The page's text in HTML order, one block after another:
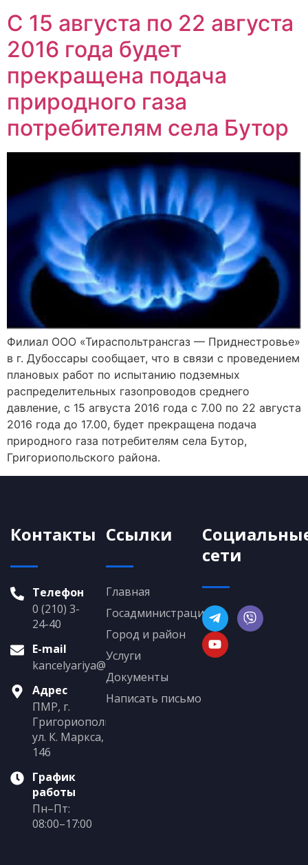
C 15 августа по 22 августа
2016 года будет
прекращена подача
природного газа
потребителям села Бутор
Филиал ООО «Тираспольтрансгаз — Приднестровье»
в г. Дубоссары сообщает, что в связи с проведением
плановых работ по испытанию подземных
распределительных газопроводов среднего
давление, с 15 агвуста 2016 года с 7.00 по 22 августа
2016 года до 17.00, будет прекращена подача
природного газа потребителям села Бутор,
Григориопольского района.
Контакты
Телефон
0 (210) 3-
24-40
E-mail
kancelyariya@grigoriopol.gospmr.org
Адрес
ПМР, г.
Григориополь,
ул. К. Маркса,
146
График
работы
Пн–Пт:
08:00–17:00
Ссылки
Главная
Госадминистрация
Город и район
Услуги
Документы
Написать письмо
сети